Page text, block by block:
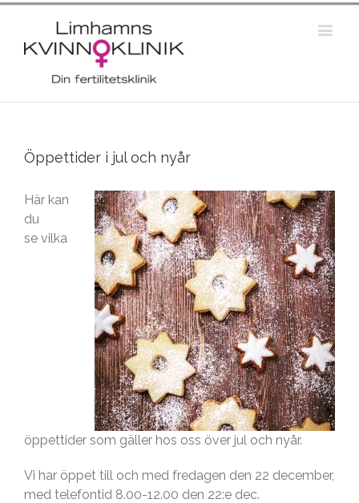
Öppettider i jul och nyår
Här kan
du
se vilka
öppettider som gäller hos oss över jul och nyår.
Vi har öppet till och med fredagen den 22 december,
med telefontid 8.00-12.00 den 22:e dec.